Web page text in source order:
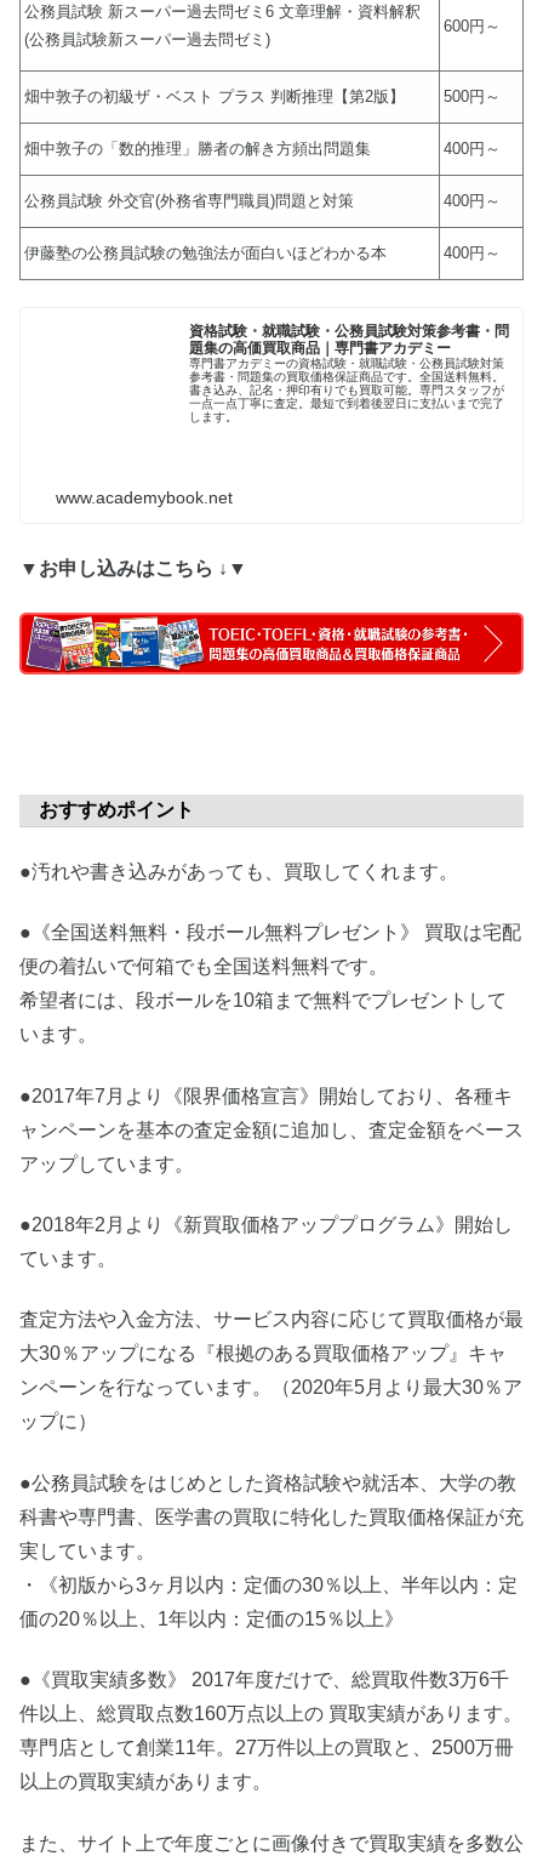
公務員試験 新スーパー過去問ゼミ6 文章理解・資料解釈
(公務員試験新スーパー過去問ゼミ)
600円～
畑中敦子の初級ザ・ベスト プラス 判断推理【第2版】 500円～
畑中敦子の「数的推理」勝者の解き方頻出問題集 400円～
公務員試験 外交官(外務省専門職員)問題と対策 400円～
伊藤塾の公務員試験の勉強法が面白いほどわかる本 400円～
資格試験・就職試験・公務員試験対策参考書・問
題集の高価買取商品｜専門書アカデミー
専門書アカデミーの資格試験・就職試験・公務員試験対策
参考書・問題集の買取価格保証商品です。全国送料無料。
書き込み、記名・押印有りでも買取可能。専門スタッフが
一点一点丁寧に査定。最短で到着後翌日に支払いまで完了
します。
www.academybook.net
▼お申し込みはこちら ↓▼
おすすめポイント
●汚れや書き込みがあっても、買取してくれます。
●《全国送料無料・段ボール無料プレゼント》 買取は宅配
便の着払いで何箱でも全国送料無料です。
希望者には、段ボールを10箱まで無料でプレゼントして
います。
●2017年7月より《限界価格宣言》開始しており、各種キ
ャンペーンを基本の査定金額に追加し、査定金額をベース
アップしています。
●2018年2月より《新買取価格アッププログラム》開始し
ています。
査定方法や入金方法、サービス内容に応じて買取価格が最
大30％アップになる『根拠のある買取価格アップ』キャ
ンペーンを行なっています。（2020年5月より最大30％ア
ップに）
●公務員試験をはじめとした資格試験や就活本、大学の教
科書や専門書、医学書の買取に特化した買取価格保証が充
実しています。
・《初版から3ヶ月以内：定価の30％以上、半年以内：定
価の20％以上、1年以内：定価の15％以上》
●《買取実績多数》 2017年度だけで、総買取件数3万6千
件以上、総買取点数160万点以上の 買取実績があります。
専門店として創業11年。27万件以上の買取と、2500万冊
以上の買取実績があります。
また、サイト上で年度ごとに画像付きで買取実績を多数公